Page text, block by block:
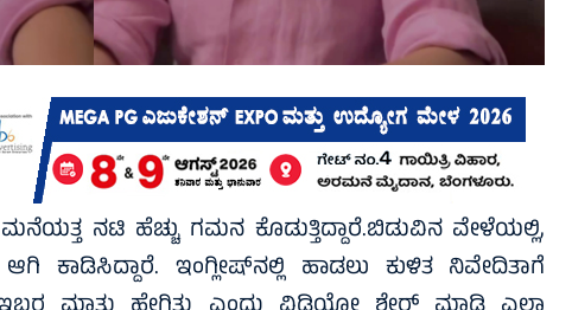
ನಟಿ ಹೆಚ್ಚು ಗಮನ ಕೊಡುತ್ತಿದ್ದಾರೆ.ಬಿಡುವಿನ ವೇಳೆಯಲ್ಲಿ,
ಕಾಡಿಸಿದ್ದಾರೆ. ಇಂಗ್ಲೀಷ್‌ನಲ್ಲಿ ಹಾಡಲು ಕುಳಿತ ನಿವೇದಿತಾಗೆ